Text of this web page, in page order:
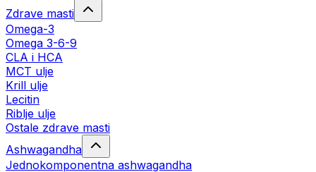
Zdrave masti
Omega-3
Omega 3-6-9
CLA i HCA
MCT ulje
Krill ulje
Lecitin
Riblje ulje
Ostale zdrave masti
Ashwagandha
Jednokomponentna ashwagandha